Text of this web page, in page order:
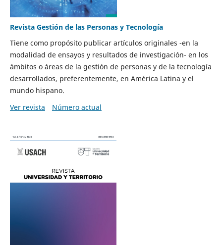
Revista Gestión de las Personas y Tecnología
Tiene como propósito publicar artículos originales -en la
modalidad de ensayos y resultados de investigación- en los
ámbitos o áreas de la gestión de personas y de la tecnología
desarrollados, preferentemente, en América Latina y el
mundo hispano.
Ver revista
Número actual